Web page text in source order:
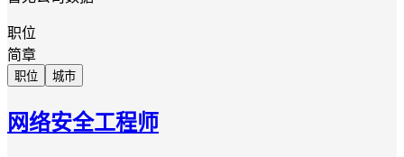
职位
简章
职位 城市
网络安全工程师